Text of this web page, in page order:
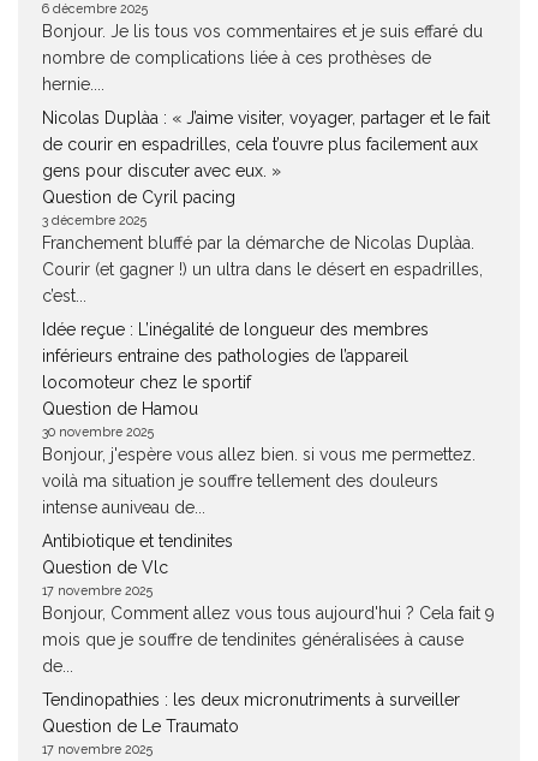
6 décembre 2025
Bonjour. Je lis tous vos commentaires et je suis effaré du
nombre de complications liée à ces prothèses de
hernie....
Nicolas Duplàa : « J’aime visiter, voyager, partager et le fait
de courir en espadrilles, cela t’ouvre plus facilement aux
gens pour discuter avec eux. »
Question de Cyril pacing
3 décembre 2025
Franchement bluffé par la démarche de Nicolas Duplàa.
Courir (et gagner !) un ultra dans le désert en espadrilles,
c’est...
Idée reçue : L’inégalité de longueur des membres
inférieurs entraine des pathologies de l’appareil
locomoteur chez le sportif
Question de Hamou
30 novembre 2025
Bonjour, j'espère vous allez bien. si vous me permettez.
voilà ma situation je souffre tellement des douleurs
intense auniveau de...
Antibiotique et tendinites
Question de Vlc
17 novembre 2025
Bonjour, Comment allez vous tous aujourd'hui ? Cela fait 9
mois que je souffre de tendinites généralisées à cause
de...
Tendinopathies : les deux micronutriments à surveiller
Question de Le Traumato
17 novembre 2025